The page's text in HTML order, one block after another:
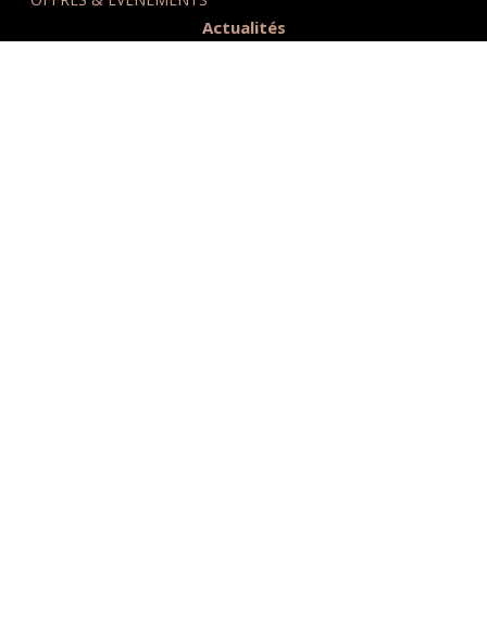
Actualités